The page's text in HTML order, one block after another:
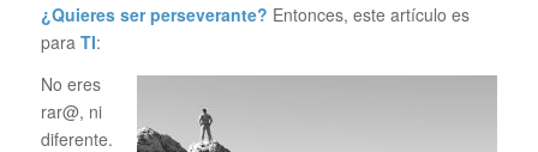
¿Quieres ser perseverante? Entonces, este artículo es
para TI:
No eres
rar@, ni
diferente.